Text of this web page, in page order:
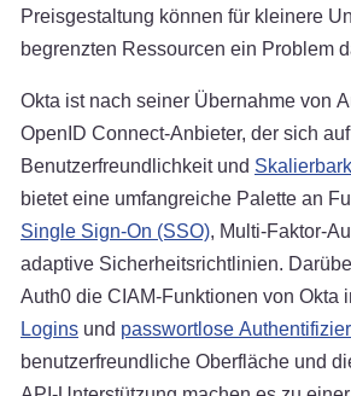
Preisgestaltung können für kleinere
begrenzten Ressourcen ein Problem
Okta ist nach seiner Übernahme von
OpenID Connect-Anbieter, der sich auf
Benutzerfreundlichkeit und
bietet eine umfangreiche Palette an
Single Sign-On (SSO), Multi-Faktor-
adaptive Sicherheitsrichtlinien.
Auth0 die CIAM-Funktionen von Okta
Logins und passwortlose
benutzerfreundliche Oberfläche und